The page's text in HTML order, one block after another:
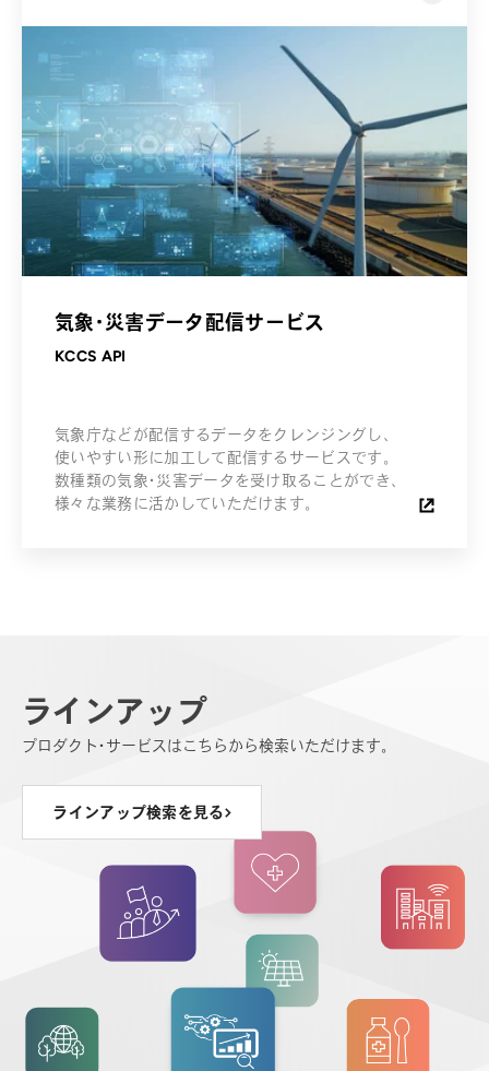
気象・災害データ配信サービス
KCCS API
気象庁などが配信するデータをクレンジングし、
使いやすい形に加工して配信するサービスです。
数種類の気象・災害データを受け取ることができ、
様々な業務に活かしていただけます。
ラインアップ
プロダクト・サービスはこちらから検索いただけます。
ラインアップ検索を見る